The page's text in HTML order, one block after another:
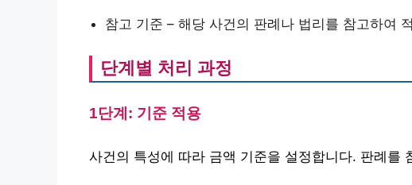
참고 기준 – 해당 사건의 판례나 법리를 참고하여
단계별 처리 과정
1단계: 기준 적용
사건의 특성에 따라 금액 기준을 설정합니다. 판례를